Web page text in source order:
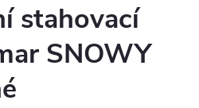
stahovací
SNOWY